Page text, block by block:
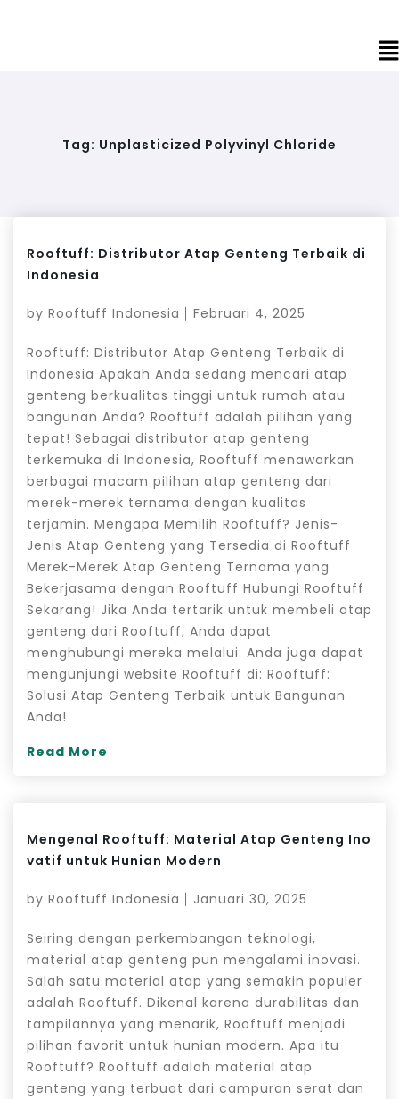
Tag: Unplasticized Polyvinyl Chloride
Rooftuff: Distributor Atap Genteng Terbaik di
Indonesia
by Rooftuff Indonesia Februari 4, 2025
Rooftuff: Distributor Atap Genteng Terbaik di
Indonesia Apakah Anda sedang mencari atap
genteng berkualitas tinggi untuk rumah atau
bangunan Anda? Rooftuff adalah pilihan yang
tepat! Sebagai distributor atap genteng
terkemuka di Indonesia, Rooftuff menawarkan
berbagai macam pilihan atap genteng dari
merek-merek ternama dengan kualitas
terjamin. Mengapa Memilih Rooftuff? Jenis-
Jenis Atap Genteng yang Tersedia di Rooftuff
Merek-Merek Atap Genteng Ternama yang
Bekerjasama dengan Rooftuff Hubungi Rooftuff
Sekarang! Jika Anda tertarik untuk membeli atap
genteng dari Rooftuff, Anda dapat
menghubungi mereka melalui: Anda juga dapat
mengunjungi website Rooftuff di: Rooftuff:
Solusi Atap Genteng Terbaik untuk Bangunan
Anda!
Read More
Mengenal Rooftuff: Material Atap Genteng Ino
vatif untuk Hunian Modern
by Rooftuff Indonesia Januari 30, 2025
Seiring dengan perkembangan teknologi,
material atap genteng pun mengalami inovasi.
Salah satu material atap yang semakin populer
adalah Rooftuff. Dikenal karena durabilitas dan
tampilannya yang menarik, Rooftuff menjadi
pilihan favorit untuk hunian modern. Apa itu
Rooftuff? Rooftuff adalah material atap
genteng yang terbuat dari campuran serat dan